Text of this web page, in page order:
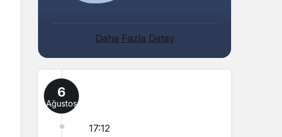
Daha Fazla Detay
6
Ağustos
17:12